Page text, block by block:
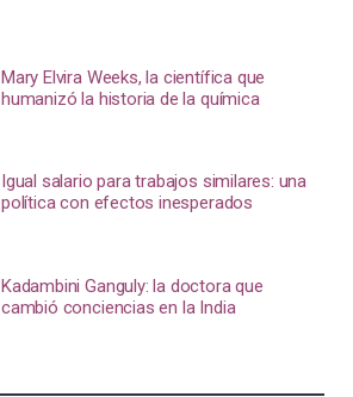
Mary Elvira Weeks, la científica que
humanizó la historia de la química
Igual salario para trabajos similares: una
política con efectos inesperados
Kadambini Ganguly: la doctora que
cambió conciencias en la India